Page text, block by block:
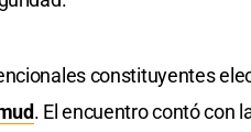
constituyentes
. El encuentro contó con